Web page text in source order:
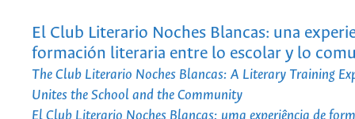
El Club Literario Noches Blancas: una
formación literaria entre lo escolar y lo
The Club Literario Noches Blancas: A Literary Training
Unites the School and the Community
El Club Literario Noches Blancas: uma experiência de